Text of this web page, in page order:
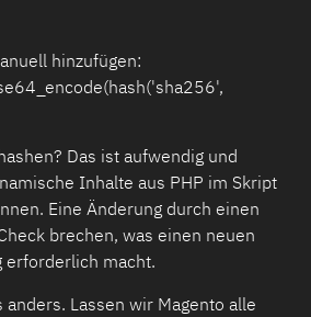
hinzufügen:
Das ist aufwendig und
Inhalte aus PHP im Skript
Eine Änderung durch einen
brechen, was einen neuen
erforderlich macht.
Lassen wir Magento alle